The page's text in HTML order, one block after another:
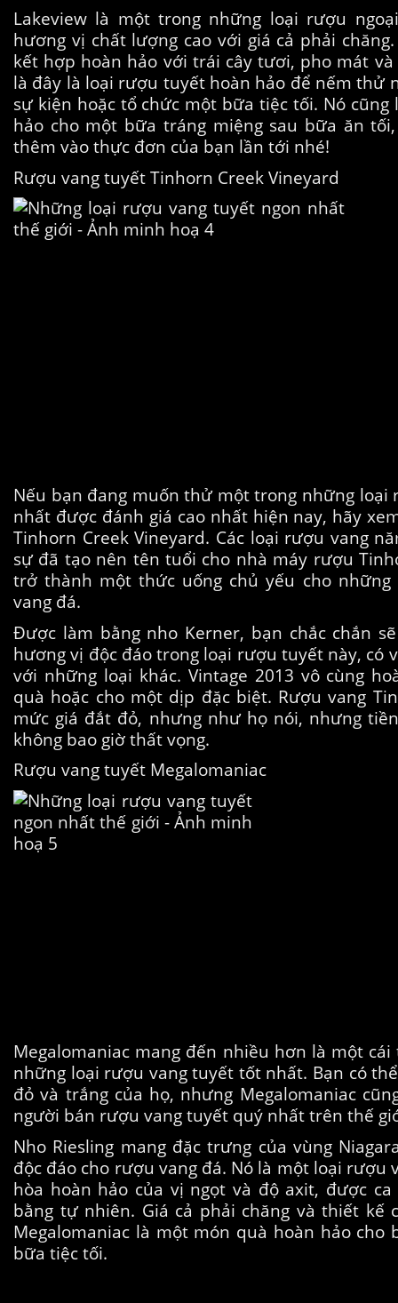
Lakeview là một trong những loại rượu
hương vị chất lượng cao với giá cả phải
kết hợp hoàn hảo với trái cây tươi, pho mát và
là đây là loại rượu tuyết hoàn hảo để nếm thử
sự kiện hoặc tổ chức một bữa tiệc tối. Nó cũng
hảo cho một bữa tráng miệng sau bữa ăn
thêm vào thực đơn của bạn lần tới nhé!
Rượu vang tuyết Tinhorn Creek Vineyard
Nếu bạn đang muốn thử một trong những loại
nhất được đánh giá cao nhất hiện nay, hãy
Tinhorn Creek Vineyard. Các loại rượu vang
sự đã tạo nên tên tuổi cho nhà máy rượu
trở thành một thức uống chủ yếu cho
vang đá.
Được làm bằng nho Kerner, bạn chắc chắn
hương vị độc đáo trong loại rượu tuyết này, có
với những loại khác. Vintage 2013 vô cùng
quà hoặc cho một dịp đặc biệt. Rượu vang
mức giá đắt đỏ, nhưng như họ nói, nhưng
không bao giờ thất vọng.
Rượu vang tuyết Megalomaniac
Megalomaniac mang đến nhiều hơn là một
những loại rượu vang tuyết tốt nhất. Bạn có
đỏ và trắng của họ, nhưng Megalomaniac
người bán rượu vang tuyết quý nhất trên thế
Nho Riesling mang đặc trưng của vùng
độc đáo cho rượu vang đá. Nó là một loại rượu
hòa hoàn hảo của vị ngọt và độ axit, được
bằng tự nhiên. Giá cả phải chăng và thiết kế
Megalomaniac là một món quà hoàn hảo cho
bữa tiệc tối.